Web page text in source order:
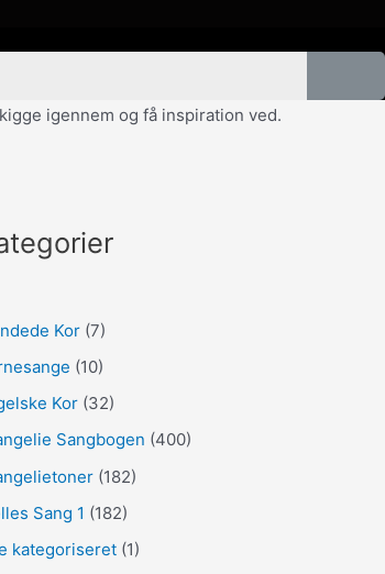
igennem og få inspiration ved.
Kor (7)
(10)
Kor (32)
Sangbogen (400)
(182)
Sang 1 (182)
kategoriseret (1)